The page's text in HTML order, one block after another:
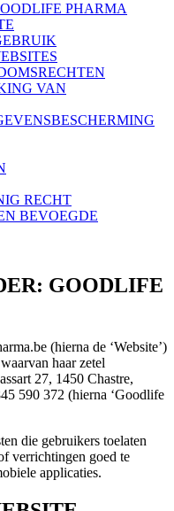
PHARMA
VAN
RECHT
BEVOEGDE
GOODLIFE
(hierna de ‘Website’)
haar zetel
27, 1450 Chastre,
590 372 (hierna ‘Goodlife
die gebruikers toelaten
verrichtingen goed te
applicaties.